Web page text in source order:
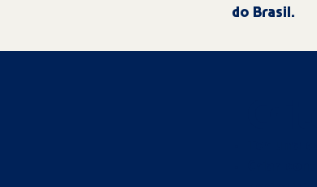
do Brasil.